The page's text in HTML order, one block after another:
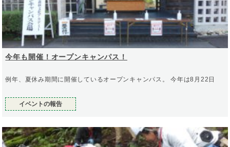
今年も開催！オープンキャンパス！
例年、夏休み期間に開催しているオープンキャンパス。 今年は8月22日
イベントの報告